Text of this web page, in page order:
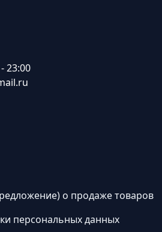
23:00
о продаже товаров
персональных данных